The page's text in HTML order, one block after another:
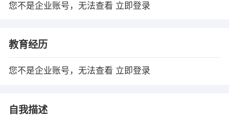
您不是企业账号，无法查看 立即登录
教育经历
您不是企业账号，无法查看 立即登录
自我描述